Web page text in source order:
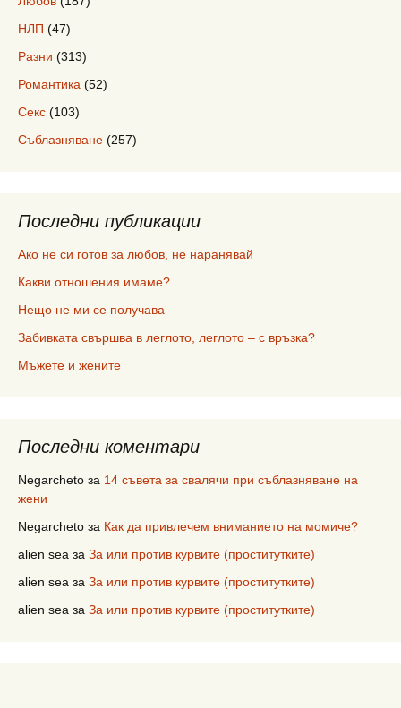
НЛП (47)
Разни (313)
Романтика (52)
Секс (103)
Съблазняване (257)
Последни публикации
Ако не си готов за любов, не наранявай
Какви отношения имаме?
Нещо не ми се получава
Забивката свършва в леглото, леглото – с връзка?
Мъжете и жените
Последни коментари
Negarcheto за 14 съвета за свалячи при съблазняване на
жени
Negarcheto за Как да привлечем вниманието на момиче?
alien sea за За или против курвите (проститутките)
alien sea за За или против курвите (проститутките)
alien sea за За или против курвите (проститутките)